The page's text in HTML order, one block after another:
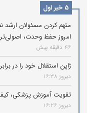
5 خبر اول
متهم کردن مسئولان ارشد
امروز حفظ وحدت،
46 دقیقه پیش
ژاپن استقلال خود را در
دیروز 16:38
تقویت آموزش پزشکی،
دیروز 16:26